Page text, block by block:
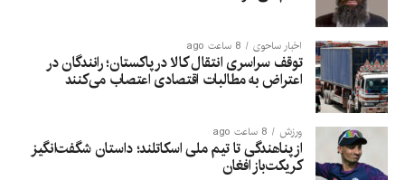
اخبار ساحوی 8 ساعت ago
توقف سراسری انتقال کالا در پاکستان؛ رانندگان در
اعتراض به مطالبات اقتصادی اعتصاب می‌کنند
ورزش 8 ساعت ago
از پناهندگی تا تیم ملی اسکاتلند؛ داستان شگفت‌انگیز
کریکت‌باز افغان